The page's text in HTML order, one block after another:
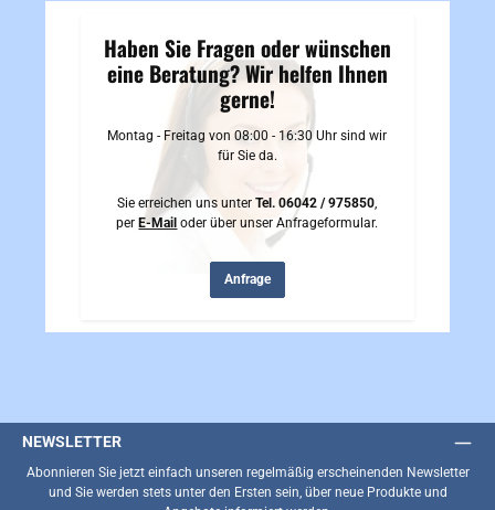
Haben Sie Fragen oder wünschen
eine Beratung? Wir helfen Ihnen
gerne!
Montag - Freitag von 08:00 - 16:30 Uhr sind wir
für Sie da.
Sie erreichen uns unterTel. 06042 / 975850,
per E-Mail oder über unser Anfrageformular.
Anfrage
NEWSLETTER
Abonnieren Sie jetzt einfach unseren regelmäßig erscheinenden Newsletter
und Sie werden stets unter den Ersten sein, über neue Produkte und